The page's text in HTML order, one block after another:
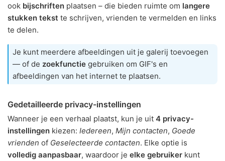
ook bijschriften plaatsen – die bieden ruimte om langere
stukken tekst te schrijven, vrienden te vermelden en links
te delen.
Je kunt meerdere afbeeldingen uit je galerij toevoegen
— of de zoekfunctie gebruiken om GIF's en
afbeeldingen van het internet te plaatsen.
Gedetailleerde privacy-instellingen
Wanneer je een verhaal plaatst, kun je uit 4 privacy-
instellingen kiezen: Iedereen, Mijn contacten, Goede
vrienden of Geselecteerde contacten. Elke optie is
volledig aanpasbaar, waardoor je elke gebruiker kunt